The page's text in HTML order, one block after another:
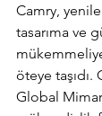
Camry,
tasarıma ve
öteye taşıdı.
Global